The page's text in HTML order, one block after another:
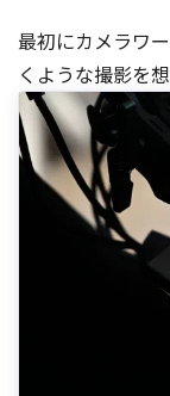
最初にカメラワ
くような撮影を